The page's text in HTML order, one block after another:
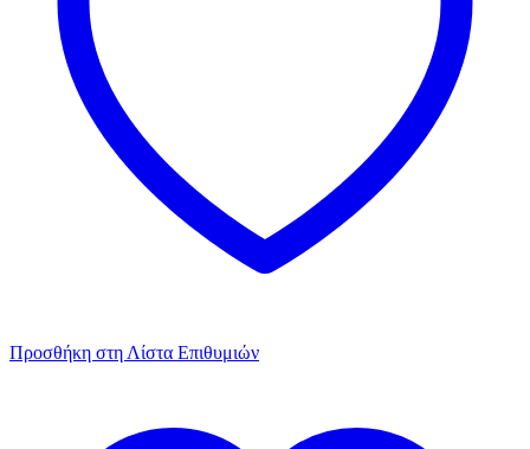
Προσθήκη στη Λίστα Επιθυμιών